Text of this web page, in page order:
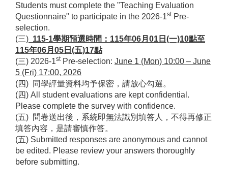
Students must complete the "Teaching Evaluation
Questionnaire" to participate in the 2026-1stPre-
selection.
(三) 115-1學期預選時間：115年06月01日(一)10點至
115年06月05日(五)17點
(三) 2026-1stPre-selection: June 1 (Mon) 10:00 – June
5 (Fri) 17:00, 2026
(四) 同學評量資料均予保密，請放心勾選。
(四) All student evaluations are kept confidential.
Please complete the survey with confidence.
(五) 問卷送出後，系統即無法識別填答人，不得再修正
填答內容，是請審慎作答。
(五) Submitted responses are anonymous and cannot
be edited. Please review your answers thoroughly
before submitting.